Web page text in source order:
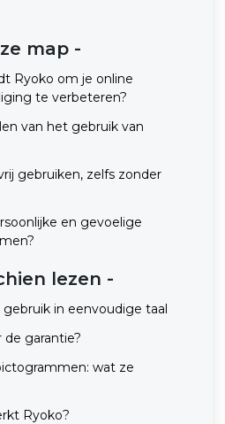
map -
Ryoko om je online
te verbeteren?
van het gebruik van
gebruiken, zelfs zonder
en gevoelige
lezen -
in eenvoudige taal
garantie?
wat ze
Ryoko?